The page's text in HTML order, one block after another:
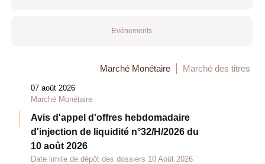
Evénements
Marché Monétaire Marché des titres
07 août 2026
Marché Monétaire
Avis d'appel d'offres hebdomadaire
d'injection de liquidité n°32/H/2026 du
10 août 2026
Date limite de dépôt des dossiers 10 Août 2026